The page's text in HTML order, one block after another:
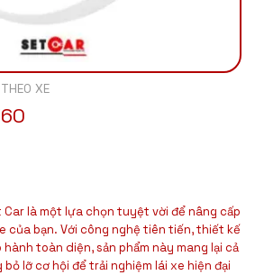
XE
là một lựa chọn tuyệt vời để nâng cấp
của bạn. Với công nghệ tiên tiến, thiết kế
toàn diện, sản phẩm này mang lại cả
lỡ cơ hội để trải nghiệm lái xe hiện đại